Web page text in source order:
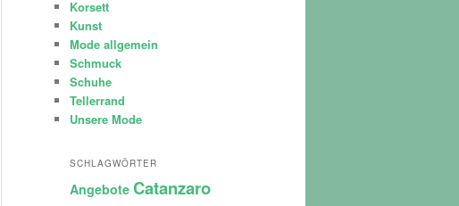
Korsett
Kunst
Mode allgemein
Schmuck
Schuhe
Tellerrand
Unsere Mode
SCHLAGWÖRTER
Angebote Catanzaro